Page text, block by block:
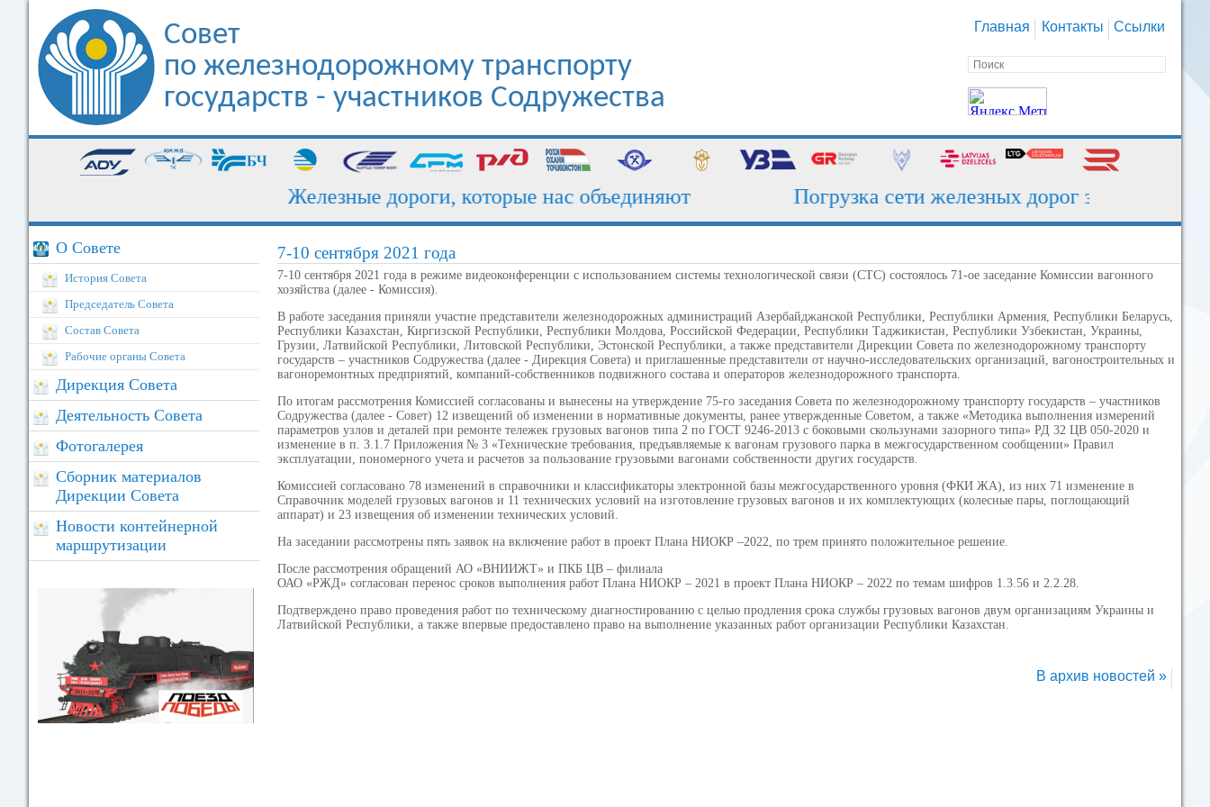
Совет
по железнодорожному транспорту
государств - участников Содружества
Главная Контакты Ссылки
Железные дороги, которые нас объединяют Погрузка сети железных дорог за июль - 130,7
О Совете
История Совета
Председатель Совета
Состав Совета
Рабочие органы Совета
Дирекция Совета
Деятельность Совета
Фотогалерея
Сборник материалов
Дирекции Совета
Новости контейнерной
маршрутизации
7-10 сентября 2021 года
7-10 сентября 2021 года в режиме видеоконференции с использованием системы технологической связи (СТС) состоялось 71-ое заседание Комиссии вагонного
хозяйства (далее - Комиссия).
В работе заседания приняли участие представители железнодорожных администраций Азербайджанской Республики, Республики Армения, Республики Беларусь,
Республики Казахстан, Киргизской Республики, Республики Молдова, Российской Федерации, Республики Таджикистан, Республики Узбекистан, Украины,
Грузии, Латвийской Республики, Литовской Республики, Эстонской Республики, а также представители Дирекции Совета по железнодорожному транспорту
государств – участников Содружества (далее - Дирекция Совета) и приглашенные представители от научно-исследовательских организаций, вагоностроительных и
вагоноремонтных предприятий, компаний-собственников подвижного состава и операторов железнодорожного транспорта.
По итогам рассмотрения Комиссией согласованы и вынесены на утверждение 75-го заседания Совета по железнодорожному транспорту государств – участников
Содружества (далее - Совет) 12 извещений об изменении в нормативные документы, ранее утвержденные Советом, а также «Методика выполнения измерений
параметров узлов и деталей при ремонте тележек грузовых вагонов типа 2 по ГОСТ 9246-2013 с боковыми скользунами зазорного типа» РД 32 ЦВ 050-2020 и
изменение в п. 3.1.7 Приложения № 3 «Технические требования, предъявляемые к вагонам грузового парка в межгосударственном сообщении» Правил
эксплуатации, пономерного учета и расчетов за пользование грузовыми вагонами собственности других государств.
Комиссией согласовано 78 изменений в справочники и классификаторы электронной базы межгосударственного уровня (ФКИ ЖА), из них 71 изменение в
Справочник моделей грузовых вагонов и 11 технических условий на изготовление грузовых вагонов и их комплектующих (колесные пары, поглощающий
аппарат) и 23 извещения об изменении технических условий.
На заседании рассмотрены пять заявок на включение работ в проект Плана НИОКР –2022, по трем принято положительное решение.
После рассмотрения обращений АО «ВНИИЖТ» и ПКБ ЦВ – филиала
ОАО «РЖД» согласован перенос сроков выполнения работ Плана НИОКР – 2021 в проект Плана НИОКР – 2022 по темам шифров 1.3.56 и 2.2.28.
Подтверждено право проведения работ по техническому диагностированию с целью продления срока службы грузовых вагонов двум организациям Украины и
Латвийской Республики, а также впервые предоставлено право на выполнение указанных работ организации Республики Казахстан.
В архив новостей »